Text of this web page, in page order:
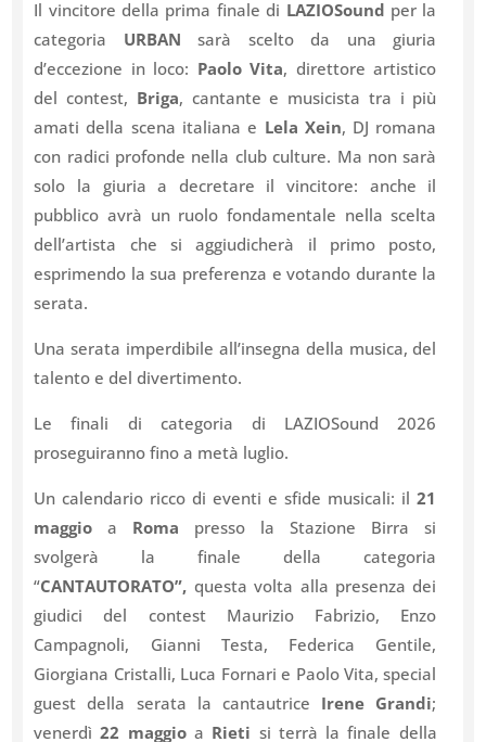
Il vincitore della prima finale di LAZIOSound per la
categoria URBANsarà scelto da una giuria
d’eccezione in loco: Paolo Vita, direttore artistico
del contest, Briga, cantante e musicista tra i più
amati della scena italiana e Lela Xein, DJ romana
con radici profonde nella club culture. Ma non sarà
solo la giuria a decretare il vincitore: anche il
pubblico avrà un ruolo fondamentale nella scelta
dell’artista che si aggiudicherà il primo posto,
esprimendo la sua preferenza e votando durante la
serata.
Una serata imperdibile all’insegna della musica, del
talento e del divertimento.
Le finali di categoria di LAZIOSound 2026
proseguiranno fino a metà luglio.
Un calendario ricco di eventi e sfide musicali: il21
maggioa Roma presso la Stazione Birra si
svolgerà
la finale della categoria
“CANTAUTORATO”, questa volta alla presenza dei
giudici del contest
Maurizio Fabrizio, Enzo
Campagnoli, Gianni Testa, Federica Gentile,
Giorgiana Cristalli, Luca Fornari e Paolo Vita, special
guest della serata la cantautrice Irene Grandi;
venerdì22 maggioa Rieti si terrà la finale della